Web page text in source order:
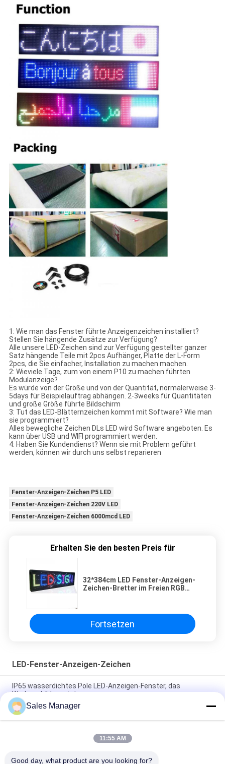
1: Wie man das Fenster führte Anzeigenzeichen installiert?
Stellen Sie hängende Zusätze zur Verfügung?
Alle unsere LED-Zeichen sind zur Verfügung gestellter ganzer
Satz hängende Teile mit 2pcs Aufhänger, Platte der L-Form
2pcs, die Sie einfacher, Installation zu machen machen.
2: Wieviele Tage, zum von einem P10 zu machen führten
Modulanzeige?
Es würde von der Größe und von der Quantität, normalerweise 3-
5days für Beispielauftrag abhängen. 2-3weeks für Quantitäten
und große Größe führte Bildschirm
3: Tut das LED-Blätternzeichen kommt mit Software? Wie man
sie programmiert?
Alles bewegliche Zeichen DLs LED wird Software angeboten. Es
kann über USB und WIFI programmiert werden.
4: Haben Sie Kundendienst? Wenn sie mit Problem geführt
werden, können wir durch uns selbst reparieren
Fenster-Anzeigen-Zeichen P5 LED
Fenster-Anzeigen-Zeichen 220V LED
Fenster-Anzeigen-Zeichen 6000mcd LED
Erhalten Sie den besten Preis für
32*384cm LED Fenster-Anzeigen-
Zeichen-Bretter im Freien RGB
Fortsetzen
LED-Fenster-Anzeigen-Zeichen
IP65 wasserdichtes Pole LED-Anzeigen-Fenster, das
Werbeschilder zeigt
Fenster-Anzeigen-Zeichen-Videowerbungs-Brett P5 RGB
programmierbare LED
Farbenreiche zwei Seiten-LED Blättern-Platten-Bildschirm
Sales Manager
11:55 AM
Good day, what product are you looking for?